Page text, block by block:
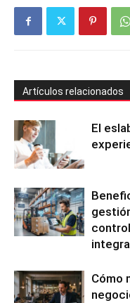
Artículos relacionados
El
Cómo